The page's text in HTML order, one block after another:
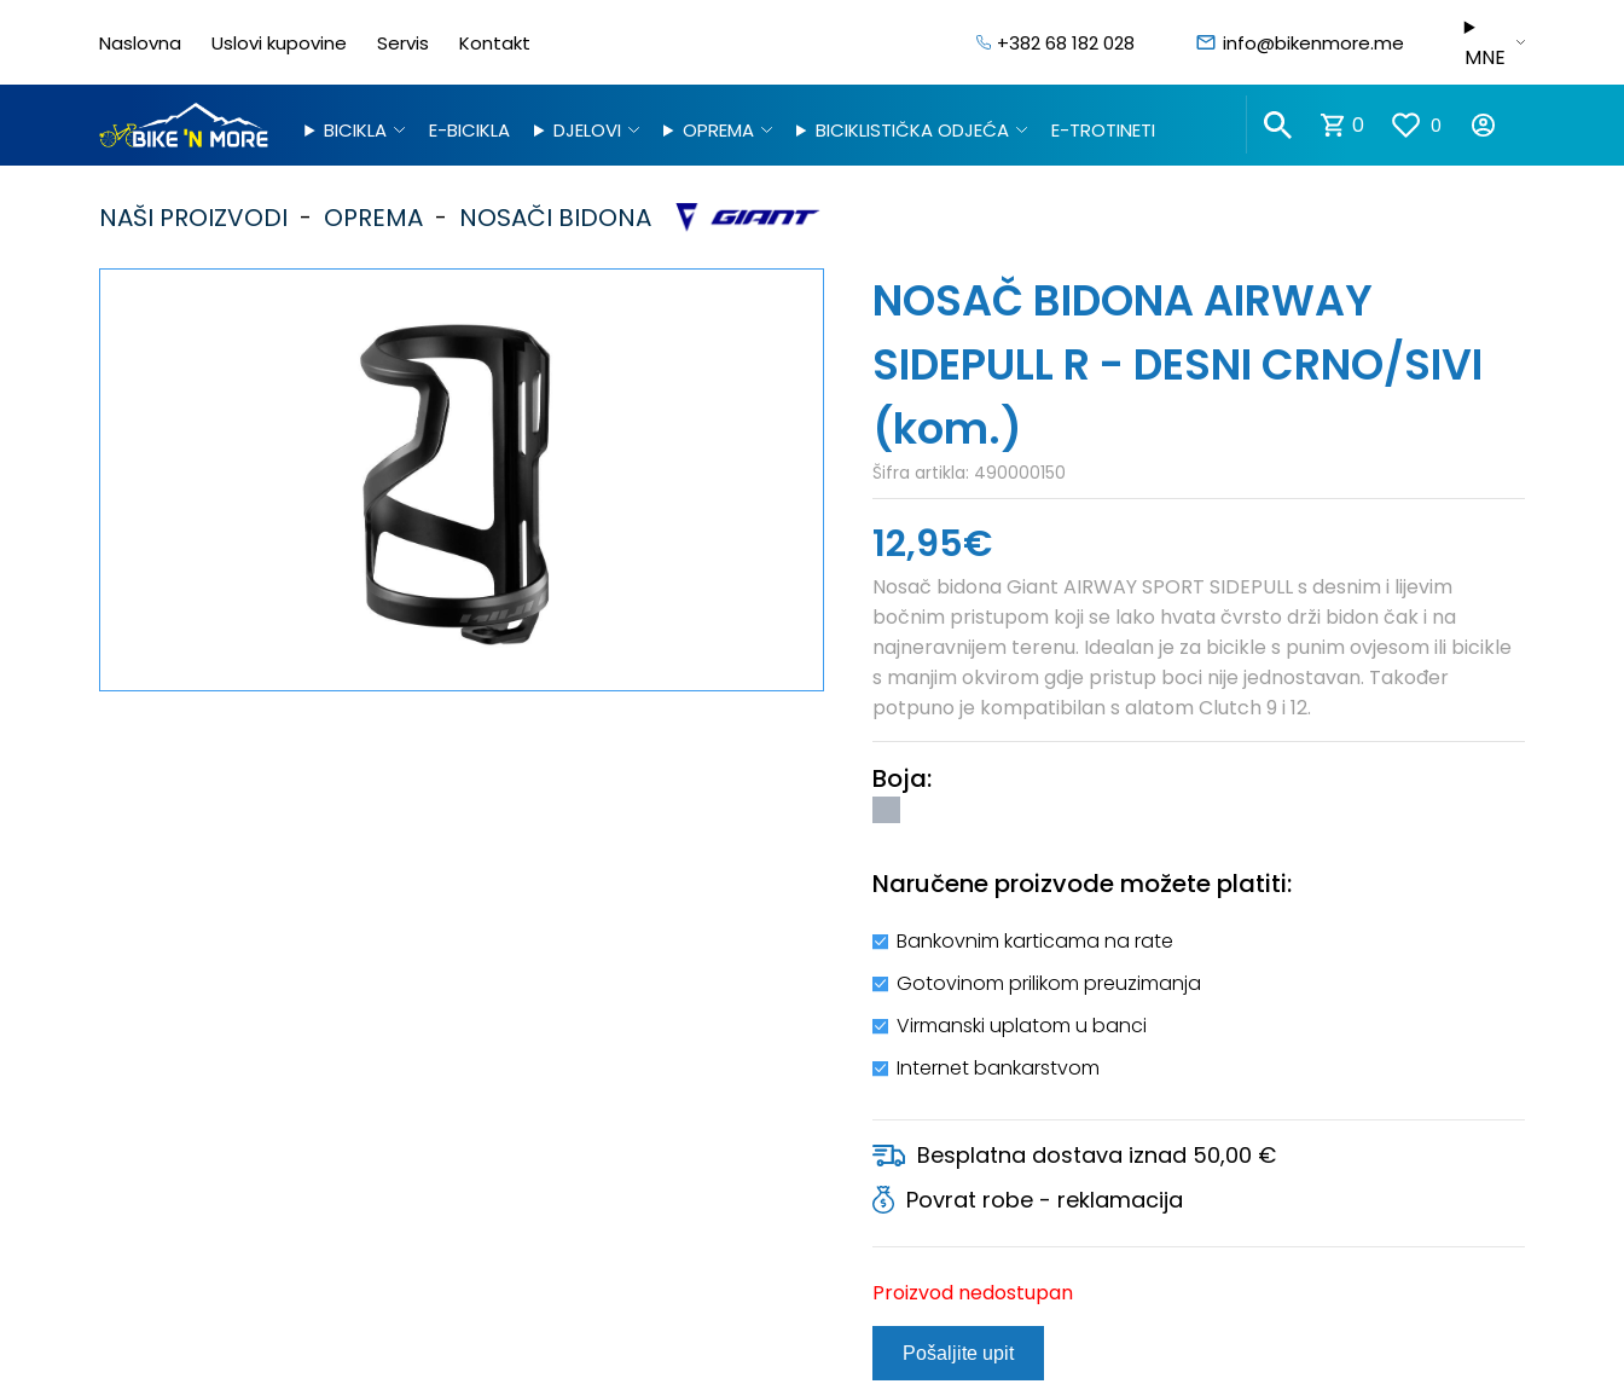
Naslovna Uslovi kupovine Servis Kontakt +382 68 182 028 info@bikenmore.me
MNE
BICIKLA E-BICIKLA DJELOVI OPREMA BICIKLISTIČKA ODJEĆA E-TROTINETI 0 0
NAŠI PROIZVODI OPREMA NOSAČI BIDONA
NOSAČ BIDONA AIRWAY
SIDEPULL R - DESNI CRNO/SIVI
(kom.)
Šifra artikla: 490000150
12,95€
Nosač bidona Giant AIRWAY SPORT SIDEPULL s desnim i lijevim
bočnim pristupom koji se lako hvata čvrsto drži bidon čak i na
najneravnijem terenu. Idealan je za bicikle s punim ovjesom ili bicikle
s manjim okvirom gdje pristup boci nije jednostavan. Također
potpuno je kompatibilan s alatom Clutch 9 i 12.
Boja:
Naručene proizvode možete platiti:
Bankovnim karticama na rate
Gotovinom prilikom preuzimanja
Virmanski uplatom u banci
Internet bankarstvom
Besplatna dostava iznad 50,00 €
Povrat robe - reklamacija
Proizvod nedostupan
Pošaljite upit